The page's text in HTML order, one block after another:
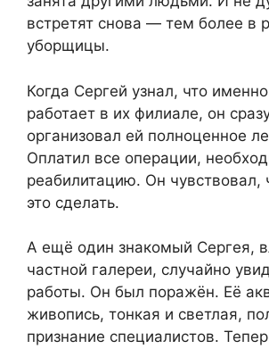
встретят снова — тем более в
уборщицы.
Когда Сергей узнал, что
работает в их филиале, он
организовал ей полноценное
Оплатил все операции,
реабилитацию. Он чувствовал,
это сделать.
А ещё один знакомый Сергея,
частной галереи, случайно
работы. Он был поражён. Её
живопись, тонкая и светлая,
признание специалистов.